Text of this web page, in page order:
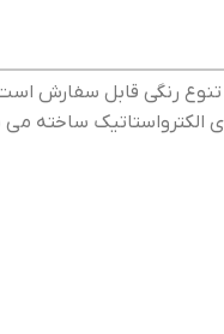
رنگی قابل سفارش